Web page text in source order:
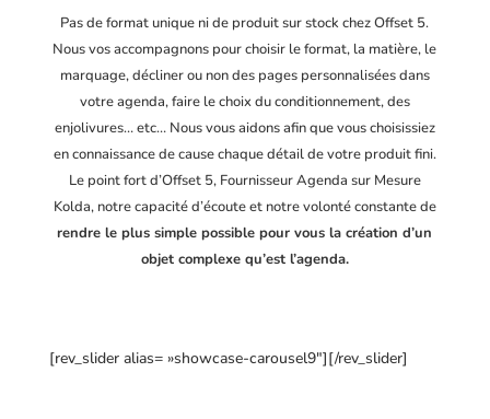
Pas de format unique ni de produit sur stock chez Offset 5.
Nous vos accompagnons pour choisir le format, la matière, le
marquage, décliner ou non des pages personnalisées dans
votre agenda, faire le choix du conditionnement, des
enjolivures… etc… Nous vous aidons afin que vous choisissiez
en connaissance de cause chaque détail de votre produit fini.
Le point fort d’Offset 5, Fournisseur Agenda sur Mesure
Kolda, notre capacité d’écoute et notre volonté constante de
rendre le plus simple possible pour vous la création d’un
objet complexe qu’est l’agenda.
[rev_slider alias= »showcase-carousel9″][/rev_slider]